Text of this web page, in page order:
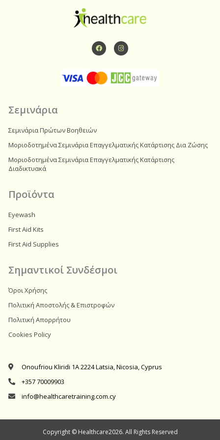
F
a
c
o
o
k
I
n
s
g
r
a
Σεμινάρια
Σεμινάρια Πρώτων Βοηθειών
Μοριοδοτημένα Σεμινάρια Επαγγελματικής Κατάρτισης Δια Ζώσης
Μοριοδοτημένα Σεμινάρια Επαγγελματικής Κατάρτισης
Διαδικτυακά
Προϊόντα
Eyewash
First Aid Kits
First Aid Supplies
Σημαντικοί Συνδέσμοι
Όροι Χρήσης
Πολιτική Αποστολής & Επιστροφών
Πολιτική Απορρήτου
Cookies Policy
Onoufriou Kliridi 1A 2224 Latsia, Nicosia, Cyprus
+357 70009903
info@healthcaretraining.com.cy
Copyright © Healthcare2026. All Rights Reserved